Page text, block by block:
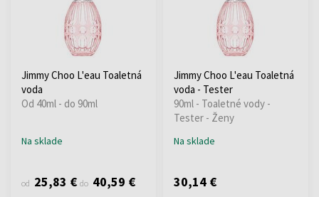
Jimmy Choo L'eau Toaletná
voda
Od 40ml - do 90ml
Na sklade
od 25,83 € do 40,59 €
Jimmy Choo L'eau Toaletná
voda - Tester
90ml - Toaletné vody -
Tester - Ženy
Na sklade
30,14 €